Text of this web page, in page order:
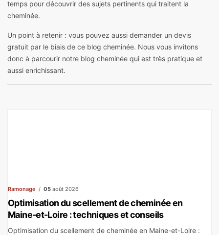
temps pour découvrir des sujets pertinents qui traitent la
cheminée.
Un point à retenir : vous pouvez aussi demander un devis
gratuit par le biais de ce blog cheminée. Nous vous invitons
donc à parcourir notre blog cheminée qui est très pratique et
aussi enrichissant.
Ramonage 05 août 2026
Optimisation du scellement de cheminée en
Maine-et-Loire : techniques et conseils
Optimisation du scellement de cheminée en Maine-et-Loire :